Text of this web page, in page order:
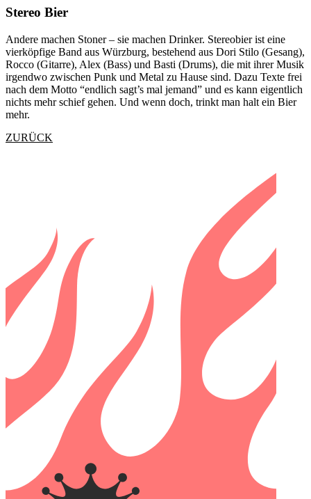
Stereo Bier
Andere machen Stoner – sie machen Drinker. Stereobier ist eine
vierköpfige Band aus Würzburg, bestehend aus Dori Stilo (Gesang),
Rocco (Gitarre), Alex (Bass) und Basti (Drums), die mit ihrer Musik
irgendwo zwischen Punk und Metal zu Hause sind. Dazu Texte frei
nach dem Motto “endlich sagt’s mal jemand” und es kann eigentlich
nichts mehr schief gehen. Und wenn doch, trinkt man halt ein Bier
mehr.
ZURÜCK